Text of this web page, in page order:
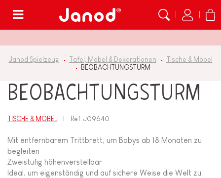
Janod Spielzeug Tafel, Möbel & Dekorationen
Tische & Möbel
BEOBACHTUNGSTURM
BEOBACHTUNGSTURM
TISCHE & MÖBEL Ref.J09640
Mit entfernbarem Trittbrett, um Babys ab 18 Monaten zu
begleiten
Zweistufig höhenverstellbar
Ideal, um eigenständig und auf sichere Weise die Welt zu